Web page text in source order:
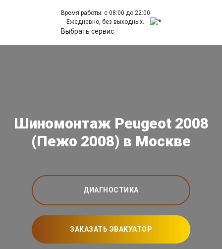
Время работы: с 08:00 до 22:00
Ежедневно, без выходных.
Выбрать сервис
Шиномонтаж Peugeot 2008
(Пежо 2008) в Москве
ДИАГНОСТИКА
ЗАКАЗАТЬ ЭВАКУАТОР